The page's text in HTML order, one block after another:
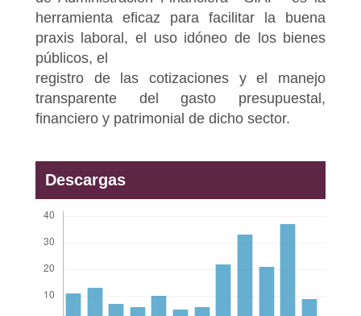
herramienta eficaz para facilitar la buena
praxis laboral, el uso idóneo de los bienes
públicos, el
registro de las cotizaciones y el manejo
transparente del gasto presupuestal,
financiero y patrimonial de dicho sector.
Descargas